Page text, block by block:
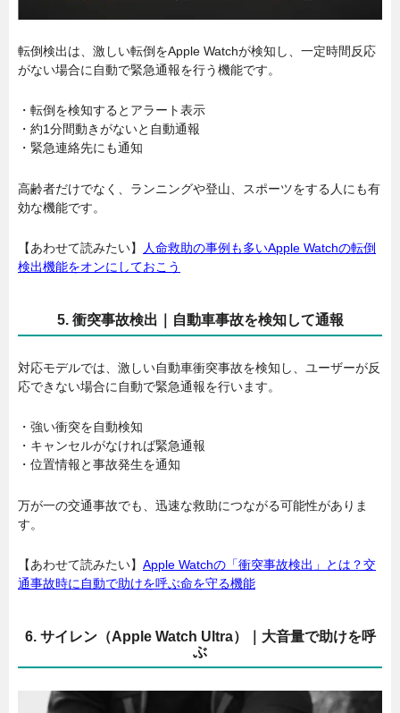
転倒検出は、激しい転倒をApple Watchが検知し、一定時間反応
がない場合に自動で緊急通報を行う機能です。
・転倒を検知するとアラート表示
・約1分間動きがないと自動通報
・緊急連絡先にも通知
高齢者だけでなく、ランニングや登山、スポーツをする人にも有
効な機能です。
【あわせて読みたい】
人命救助の事例も多いApple Watchの転倒
検出機能をオンにしておこう
5. 衝突事故検出｜自動車事故を検知して通報
対応モデルでは、激しい自動車衝突事故を検知し、ユーザーが反
応できない場合に自動で緊急通報を行います。
・強い衝突を自動検知
・キャンセルがなければ緊急通報
・位置情報と事故発生を通知
万が一の交通事故でも、迅速な救助につながる可能性がありま
す。
【あわせて読みたい】 Apple Watchの「衝突事故検出」とは？交
通事故時に自動で助けを呼ぶ命を守る機能
6. サイレン（Apple Watch Ultra）｜大音量で助けを呼
ぶ